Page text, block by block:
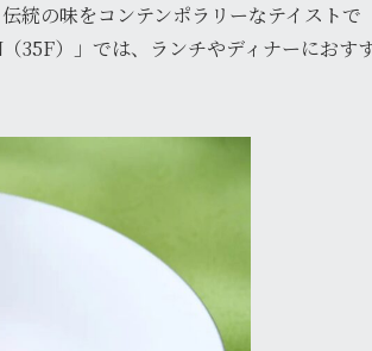
統の味をコンテンポラリーなテイストで
35F）」では、ランチやディナーにおす